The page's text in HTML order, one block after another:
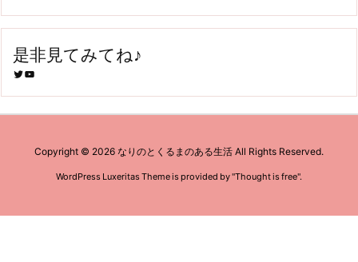
是非見てみてね♪
Twitter YouTube
Copyright © 2026 なりのとくるまのある生活 All Rights Reserved.
WordPress Luxeritas Theme is provided by "Thought is free".